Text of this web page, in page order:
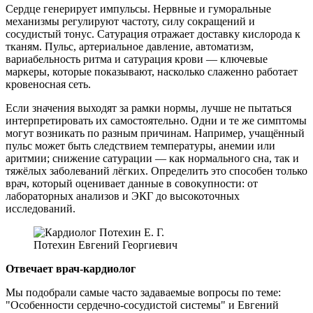
Сердце генерирует импульсы. Нервные и гуморальные
механизмы регулируют частоту, силу сокращений и
сосудистый тонус. Сатурация отражает доставку кислорода к
тканям. Пульс, артериальное давление, автоматизм,
вариабельность ритма и сатурация крови — ключевые
маркеры, которые показывают, насколько слаженно работает
кровеносная сеть.
Если значения выходят за рамки нормы, лучше не пытаться
интерпретировать их самостоятельно. Одни и те же симптомы
могут возникать по разным причинам. Например, учащённый
пульс может быть следствием температуры, анемии или
аритмии; снижение сатурации — как нормального сна, так и
тяжёлых заболеваний лёгких. Определить это способен только
врач, который оценивает данные в совокупности: от
лабораторных анализов и ЭКГ до высокоточных
исследований.
Потехин Евгений Георгиевич
Отвечает врач-кардиолог
Мы подобрали самые часто задаваемые вопросы по теме:
"Особенности сердечно-сосудистой системы" и Евгений